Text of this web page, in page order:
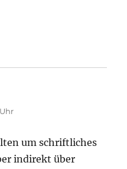
um schriftliches
indirekt über